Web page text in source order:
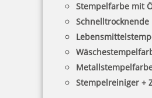
Stempelfarbe mit
Schnelltrocknende
Stempelreiniger +
NORIS NEON LINE 117
8,65 €